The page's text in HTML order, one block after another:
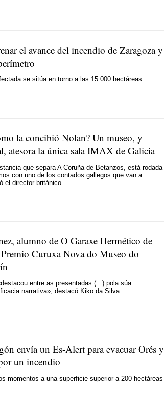
el avance del incendio de Zaragoza y
se sitúa en torno a las 15.000 hectáreas
la concibió Nolan? Un museo, y
atesora la única sala IMAX de Galicia
que separa A Coruña de Betanzos, está rodada
con uno de los contados gallegos que van a
el director británico
alumno de O Garaxe Hermético de
Curuxa Nova do Museo do
entre as presentadas (...) pola súa
narrativa», destacó Kiko da Silva
envía un Es-Alert para evacuar Orés y
un incendio
momentos a una superficie superior a 200 hectáreas